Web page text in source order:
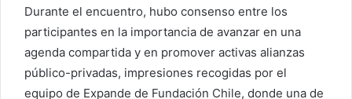
Durante el encuentro, hubo consenso entre los
participantes en la importancia de avanzar en una
agenda compartida y en promover activas alianzas
público-privadas, impresiones recogidas por el
equipo de Expande de Fundación Chile, donde una de